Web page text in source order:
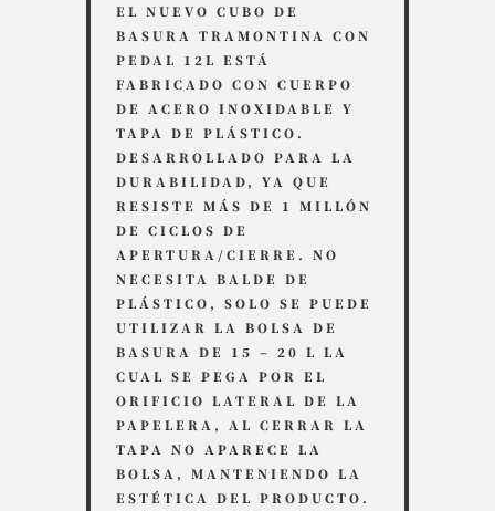
EL NUEVO CUBO DE
BASURA TRAMONTINA CON
PEDAL 12L ESTÁ
FABRICADO CON CUERPO
DE ACERO INOXIDABLE Y
TAPA DE PLÁSTICO.
DESARROLLADO PARA LA
DURABILIDAD, YA QUE
RESISTE MÁS DE 1 MILLÓN
DE CICLOS DE
APERTURA/CIERRE. NO
NECESITA BALDE DE
PLÁSTICO, SOLO SE PUEDE
UTILIZAR LA BOLSA DE
BASURA DE 15 – 20 L LA
CUAL SE PEGA POR EL
ORIFICIO LATERAL DE LA
PAPELERA, AL CERRAR LA
TAPA NO APARECE LA
BOLSA, MANTENIENDO LA
ESTÉTICA DEL PRODUCTO.